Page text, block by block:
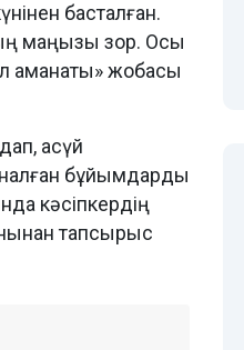
басталған.
маңызы зор. Осы
аманаты» жобасы
асүй
бұйымдарды
кәсіпкердің
тапсырыс